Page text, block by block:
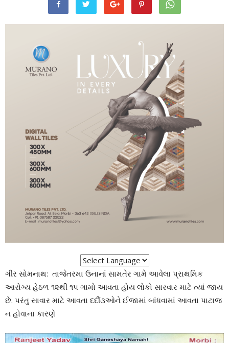
ગીર સોમનાથ: તાજેતરમા ઉનાનાં સામતેર ગામે આવેલા પ્રાથમિક
આરોગ્ય હેઠળ ૧૨થી ૧૫ ગામો આવતા હોય લોકો સારવાર માટે ત્યાં જાય
છે. પરંતુ સાવાર માટે આવતા દર્દી૩ઓને ઈજામાં બાંધવામાં આવતા પાટાજ
ન હોવાના કારણે